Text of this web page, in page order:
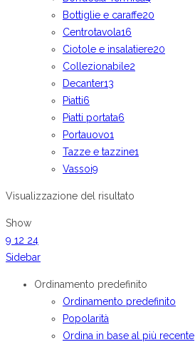
Bottiglie e caraffe20
Centrotavola16
Ciotole e insalatiere20
Collezionabile2
Decanter13
Piatti6
Piatti portata6
Portauovo1
Tazze e tazzine1
Vassoi9
Visualizzazione del risultato
Show
9 12 24
Sidebar
Ordinamento predefinito
Ordinamento predefinito
Popolarità
Ordina in base al più recente